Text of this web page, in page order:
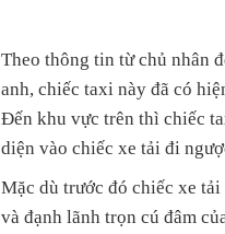
Theo thông tin từ chủ nhân
anh, chiếc taxi này đã có
Đến khu vực trên thì chiếc
diện vào chiếc xe tải đi
Mặc dù trước đó chiếc xe
và đạnh lãnh trọn cú đâm